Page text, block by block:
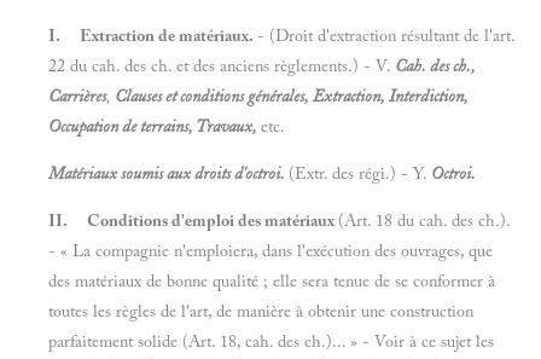
I. Extraction de matériaux. - (Droit d'extraction résultant de l'art.
22 du cah. des ch. et des anciens règlements.) - V. Cah. des ch.,
Carrières, Clauses et conditions générales, Extraction, Interdiction,
Occupation de terrains, Travaux, etc.
Matériaux soumis aux droits d'octroi. (Extr. des régi.) - Y. Octroi.
II. Conditions d'emploi des matériaux (Art. 18 du cah. des ch.).
- « La compagnie n'emploiera, dans l'exécution des ouvrages, que
des matériaux de bonne qualité ; elle sera tenue de se conformer à
toutes les règles de l'art, de manière à obtenir une construction
parfaitement solide (Art. 18, cah. des ch.)... » - Voir à ce sujet les